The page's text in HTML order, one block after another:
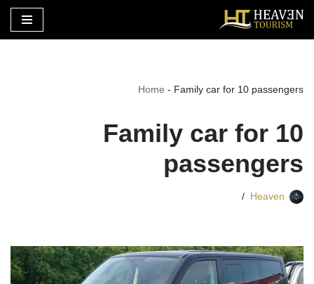
تخطى
Home - Family car for 10 passengers
Family car for 10
passengers
Heaven